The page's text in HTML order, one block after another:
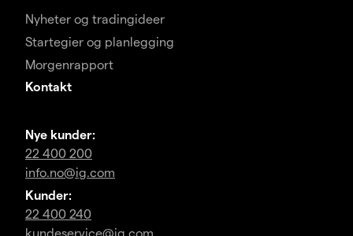
Nyheter og tradingideer
Startegier og planlegging
Morgenrapport
Kontakt
Nye kunder:
22 400 200
info.no@ig.com
Kunder:
22 400 240
kundeservice@ig.com